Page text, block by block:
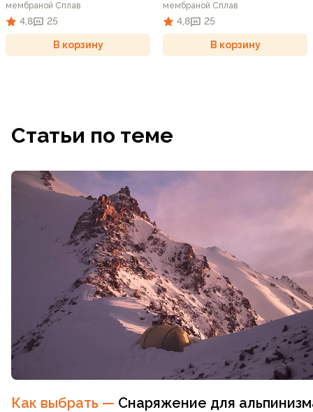
мембраной Сплав
4,8 25
В корзину
мембраной Сплав
4,8 25
В корзину
Статьи по теме
Как выбрать — Снаряжение для